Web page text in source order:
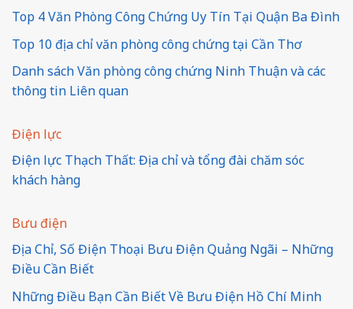
Top 4 Văn Phòng Công Chứng Uy Tín Tại Quận Ba Đình
Top 10 địa chỉ văn phòng công chứng tại Cần Thơ
Danh sách Văn phòng công chứng Ninh Thuận và các
thông tin Liên quan
Điện lực
Điện lực Thạch Thất: Địa chỉ và tổng đài chăm sóc
khách hàng
Bưu điện
Địa Chỉ, Số Điện Thoại Bưu Điện Quảng Ngãi – Những
Điều Cần Biết
Những Điều Bạn Cần Biết Về Bưu Điện Hồ Chí Minh